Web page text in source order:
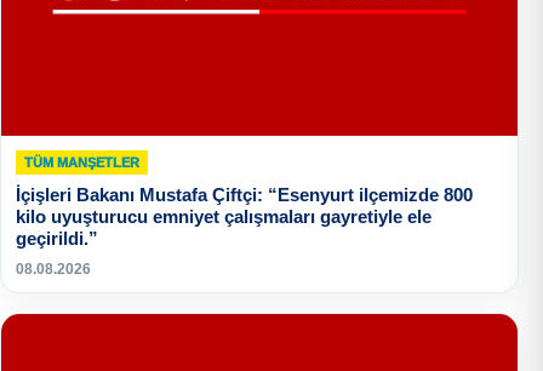
TÜM MANŞETLER
İçişleri Bakanı Mustafa Çiftçi: “Esenyurt ilçemizde 800
kilo uyuşturucu emniyet çalışmaları gayretiyle ele
geçirildi.”
08.08.2026